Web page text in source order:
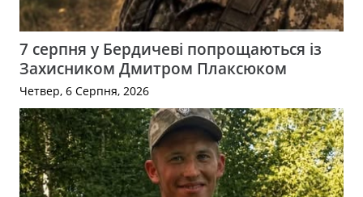
7 серпня у Бердичеві попрощаються із
Захисником Дмитром Плаксюком
Четвер, 6 Серпня, 2026